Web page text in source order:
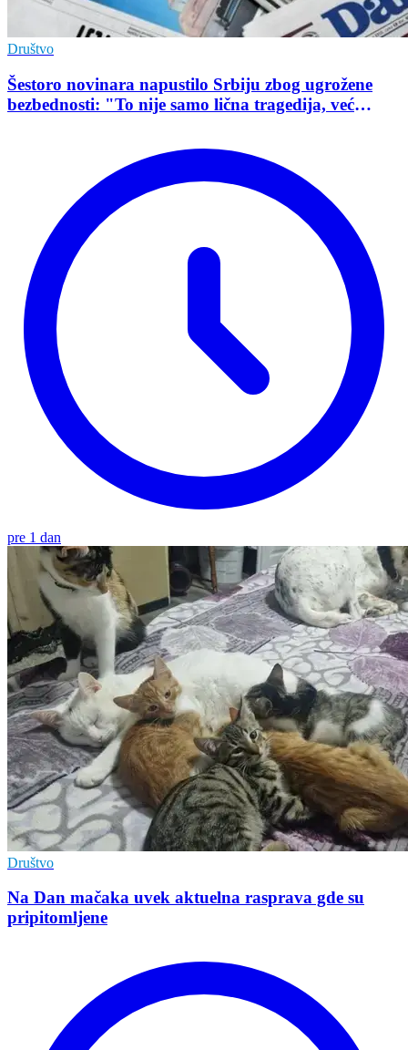
Društvo
Šestoro novinara napustilo Srbiju zbog ugrožene
bezbednosti: "To nije samo lična tragedija, već
pre 1 dan
Društvo
Na Dan mačaka uvek aktuelna rasprava gde su
pripitomljene